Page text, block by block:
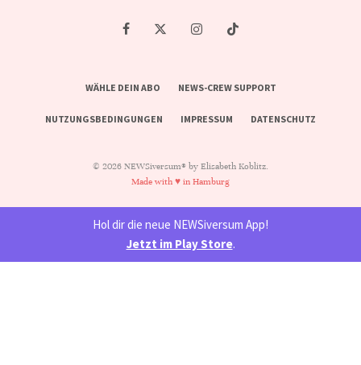
WÄHLE DEIN ABO NEWS-CREW SUPPORT
NUTZUNGSBEDINGUNGEN IMPRESSUM DATENSCHUTZ
© 2026 NEWSiversum® by Elisabeth Koblitz.
Made with ♥ in Hamburg
Hol dir die neue NEWSiversum App!
Jetzt im Play Store.